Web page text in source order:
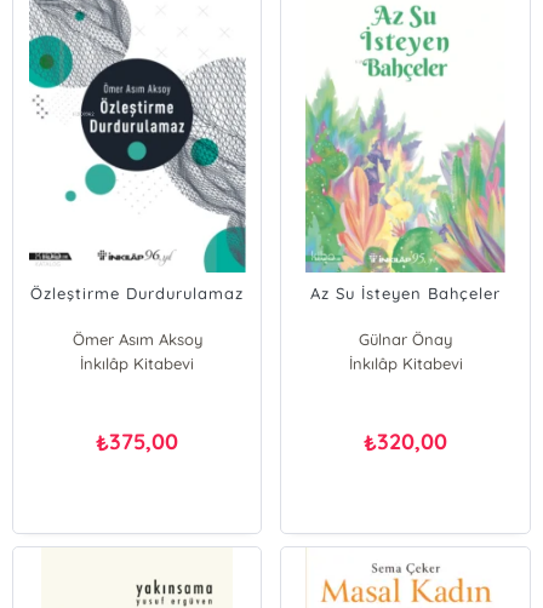
Özleştirme Durdurulamaz
Ömer Asım Aksoy
İnkılâp Kitabevi
₺375,00
Az Su İsteyen Bahçeler
Gülnar Önay
İnkılâp Kitabevi
₺320,00